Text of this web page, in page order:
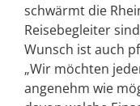
schwärmt die
Reisebegleiter
Wunsch ist auch
„Wir möchten
angenehm wie